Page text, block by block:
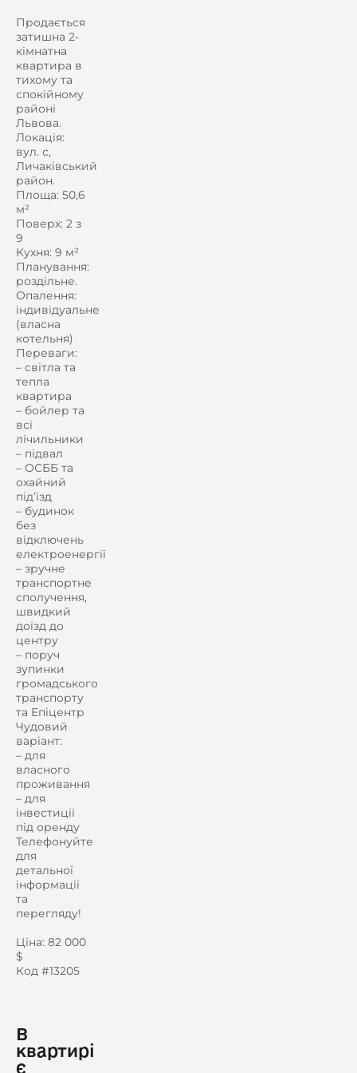
Продається
затишна 2-
кімнатна
квартира в
тихому та
спокійному
районі
Львова.
Локація:
вул. с,
Личаківський
район.
Площа: 50,6
м²
Поверх: 2 з
9
Кухня: 9 м²
Планування:
роздільне.
Опалення:
індивідуальне
(власна
котельня)
Переваги:
– світла та
тепла
квартира
– бойлер та
всі
лічильники
– підвал
– ОСББ та
охайний
під’їзд
– будинок
без
відключень
електроенергії
– зручне
транспортне
сполучення,
швидкий
доїзд до
центру
– поруч
зупинки
громадського
транспорту
та Епіцентр
Чудовий
варіант:
– для
власного
проживання
– для
інвестиції
під оренду
Телефонуйте
для
детальної
інформації
та
перегляду!
Ціна: 82 000
$
Код #13205
В
квартирі
є